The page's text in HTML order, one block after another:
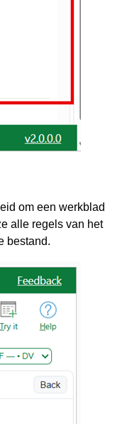
om een werkblad
alle regels van het
bestand.